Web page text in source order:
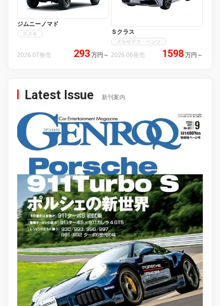
ジムニーノマド
スズキ
2026.07発売 293 万円 ～
Ｓクラス
メルセデス・ベンツ
2026.06発売 1598 万円 ～
Latest Issue 新刊案内